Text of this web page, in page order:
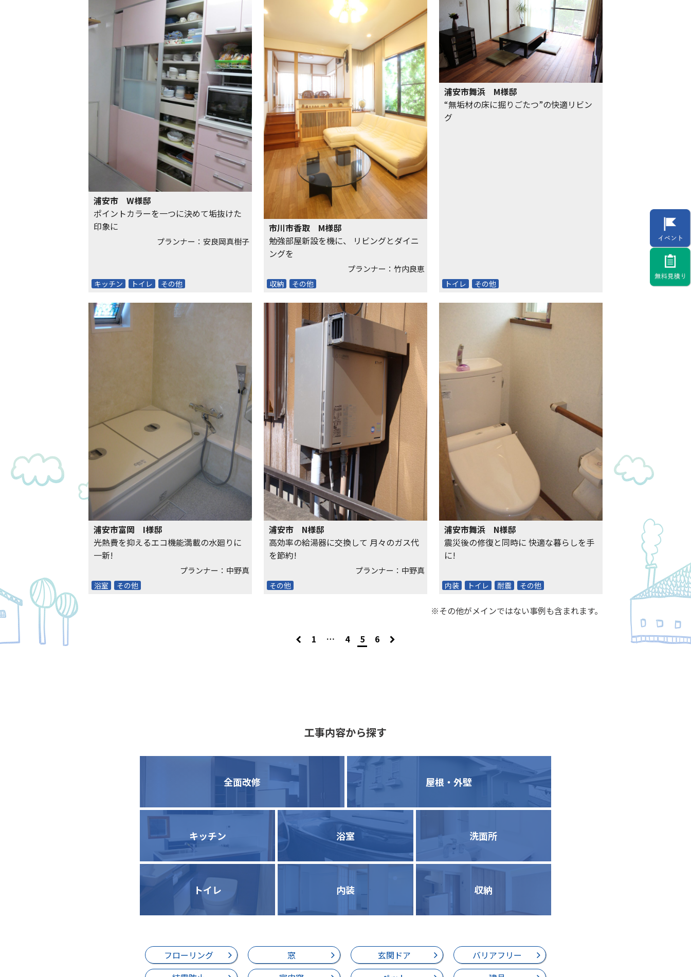
浦安市 W様邸
ポイントカラーを一つに決めて垢抜けた
印象に
プランナー：安良岡真樹子
キッチン トイレ その他
市川市香取 M様邸
勉強部屋新設を機に、 リビングとダイニ
ングを
プランナー：竹内良恵
収納 その他
浦安市舞浜 M様邸
“無垢材の床に掘りごたつ”の快適リビン
グ
トイレ その他
浦安市富岡 I様邸
光熱費を抑えるエコ機能満載の水廻りに
一新!
プランナー：中野真
浴室 その他
浦安市 N様邸
高効率の給湯器に交換して 月々のガス代
を節約!
プランナー：中野真
その他
浦安市舞浜 N様邸
震災後の修復と同時に 快適な暮らしを手
に!
内装 トイレ 耐震 その他
※その他がメインではない事例も含まれます。
1 … 4 5 6
工事内容から探す
全面改修 屋根・外壁
キッチン 浴室 洗面所
トイレ 内装 収納
フローリング 窓 玄関ドア
バリアフリー